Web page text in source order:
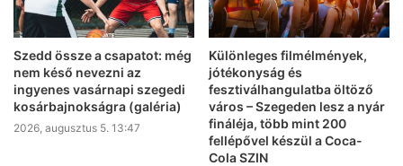
Szedd össze a csapatot: még
nem késő nevezni az
ingyenes vasárnapi szegedi
kosárbajnokságra (galéria)
2026, augusztus 5. 13:47
Különleges filmélmények,
jótékonyság és
fesztiválhangulatba öltöző
város – Szegeden lesz a nyár
fináléja, több mint 200
fellépővel készül a Coca-
Cola SZIN